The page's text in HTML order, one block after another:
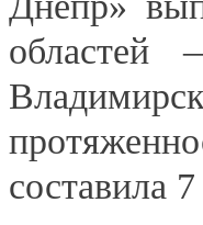
областей
составила